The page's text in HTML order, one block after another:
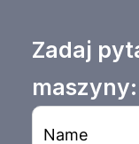
Zadaj
maszyny: